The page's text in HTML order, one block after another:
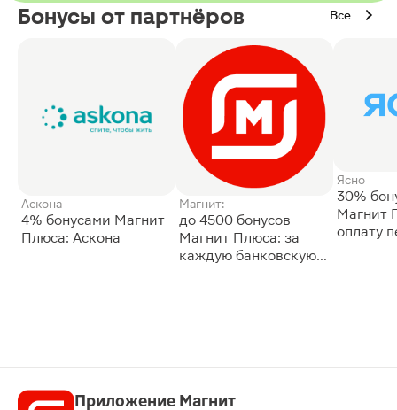
Бонусы от партнёров Все
Аскона
4% бонусами Магнит
Плюса: Аскона
Магнит:
до 4500 бонусов
Магнит Плюса: за
каждую банковскую
Ясно
30%
Магнит
оплату
Приложение Магнит